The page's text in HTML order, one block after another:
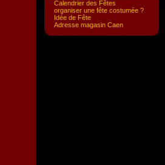
Calendrier des Fêtes
organiser une fête costumée ?
Idée de Fête
Adresse magasin Caen